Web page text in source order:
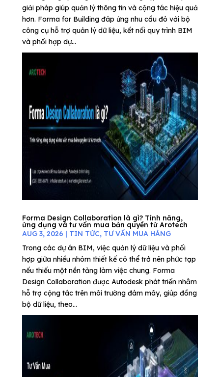
giải pháp giúp quản lý thông tin và cộng tác hiệu quả
hơn. Forma for Building đáp ứng nhu cầu đó với bộ
công cụ hỗ trợ quản lý dữ liệu, kết nối quy trình BIM
và phối hợp dự...
Forma Design Collaboration là gì? Tính năng,
ứng dụng và tư vấn mua bản quyền từ Arotech
AUG 3, 2026 | TIN TỨC, TƯ VẤN MUA HÀNG
Trong các dự án BIM, việc quản lý dữ liệu và phối
hợp giữa nhiều nhóm thiết kế có thể trở nên phức tạp
nếu thiếu một nền tảng làm việc chung. Forma
Design Collaboration được Autodesk phát triển nhằm
hỗ trợ cộng tác trên môi trường đám mây, giúp đồng
bộ dữ liệu, theo...